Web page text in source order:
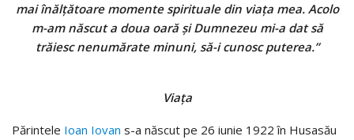
mai înălțătoare momente spirituale din viața mea. Acolo
m-am născut a doua oară și Dumnezeu mi-a dat să
trăiesc nenumărate minuni, să-i cunosc puterea.”
Viața
Părintele Ioan Iovan s-a născut pe 26 iunie 1922 în Husasău